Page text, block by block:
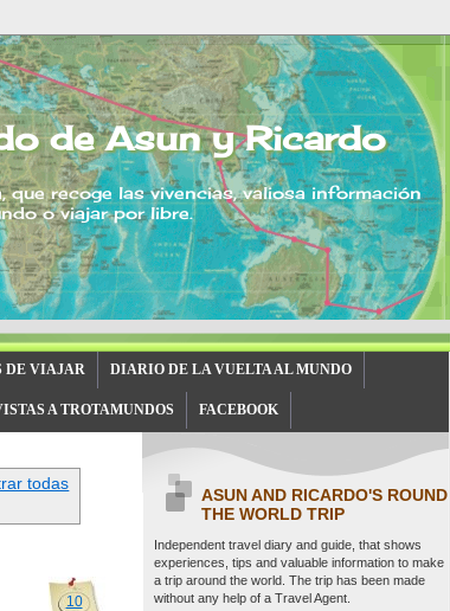
de Asun y Ricardo
que recoge las vivencias, valiosa información
o viajar por libre.
DE VIAJAR DIARIO DE LA VUELTA AL MUNDO
A TROTAMUNDOS FACEBOOK
todas
10
ASUN AND RICARDO'S ROUND
THE WORLD TRIP
Independent travel diary and guide, that shows
experiences, tips and valuable information to make
a trip around the world. The trip has been made
without any help of a Travel Agent.